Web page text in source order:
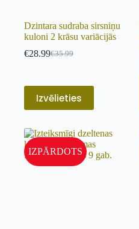
Dzintara sudraba sirsniņu
kuloni 2 krāsu variācijās
€35.99
€28.99
Izvēlieties
IZPĀRDOTS